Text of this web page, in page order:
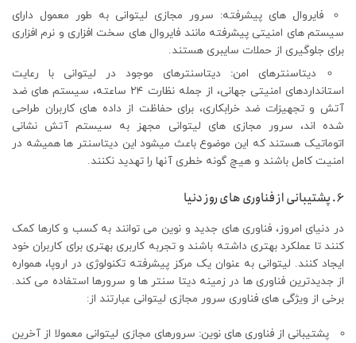
فایروال های پیشرفته: سرور مجازی لیتوانی به طور معمول دارای
سیستم های امنیتی پیشرفته مانند فایروال های سخت افزاری و نرم افزاری
برای جلوگیری از حملات سایبری هستند.
دیتاسنترهای امن: دیتاسنترهای موجود در لیتوانی با رعایت
استانداردهای امنیتی جهانی، از جمله نظارت ۲۴ ساعته، سیستم های ضد
آتش و تجهیزات ضد خرابکاری، برای حفاظت از داده های کاربران طراحی
شده اند، سرور مجازی های لیتوانی مجهز به سیستم آتش نشانی
اتوماتیک هستند که این موضوع باعث میشود این دیتاسنتر ها همیشه در
امنیت کامل باشند و هیچ گونه خطری آنها را تهدید نکنند.
6. پشتیبانی از فناوری های روز دنیا
در دنیای امروز، فناوری های جدید و نوین می توانند به کسب و کارها کمک
کنند تا عملکرد بهتری داشته باشند و تجربه کاربری بهتری برای کاربران خود
ایجاد کنند. لیتوانی به عنوان یک مرکز پیشرفته تکنولوژی در اروپا، همواره
از جدیدترین فناوری ها در زمینه دیتا سنتر ها و سرورها استفاده می کند.
برخی از ویژگی های فناوری سرور مجازی لیتوانی عبارتند از:
پشتیبانی از فناوری های نوین: سرورهای مجازی لیتوانی معمولا از آخرین